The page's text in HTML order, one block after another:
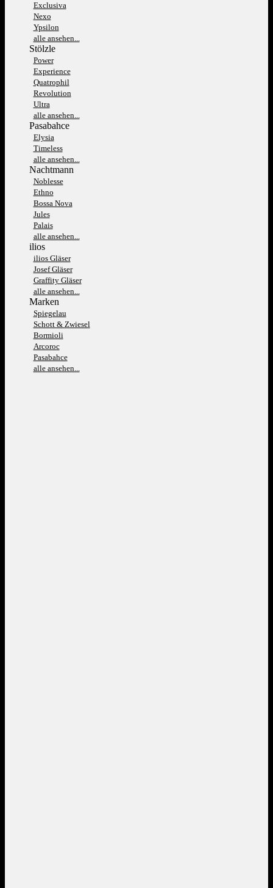
Exclusiva
Nexo
Ypsilon
alle ansehen...
Stölzle
Power
Experience
Quatrophil
Revolution
Ultra
alle ansehen...
Pasabahce
Elysia
Timeless
alle ansehen...
Nachtmann
Noblesse
Ethno
Bossa Nova
Jules
Palais
alle ansehen...
ilios
ilios Gläser
Josef Gläser
Graffity Gläser
alle ansehen...
Marken
Spiegelau
Schott & Zwiesel
Bormioli
Arcoroc
Pasabahce
alle ansehen...